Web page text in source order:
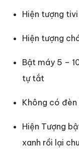
Hiện tượng
Hiện tượng
Bật máy 5 –
tự tắt
Không có đèn
Hiện Tượng
xanh rồi lại